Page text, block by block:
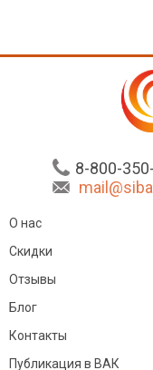
8-800-
О нас
Скидки
Отзывы
Блог
Контакты
Публикация в ВАК